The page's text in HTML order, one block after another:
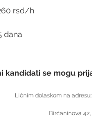
rsd/h
dana
kandidati se mogu
Ličnim dolaskom na
Birčaninova